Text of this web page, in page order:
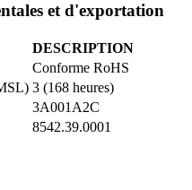
et d'exportation
DESCRIPTION
Conforme RoHS
3 (168 heures)
3A001A2C
8542.39.0001